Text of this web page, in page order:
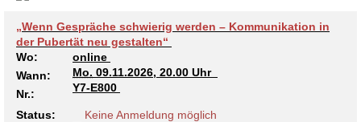
Kindertagesstätte Tresckowstraße
Kindertagesstätte Petermannstraße /
Familienzentrum
„Wenn Gespräche schwierig werden – Kommunikation in
der Pubertät neu gestalten“
Wo:
online
Wann:
Mo. 09.11.2026, 20.00 Uhr
Nr.:
Y7-E800
Status: Keine Anmeldung möglich